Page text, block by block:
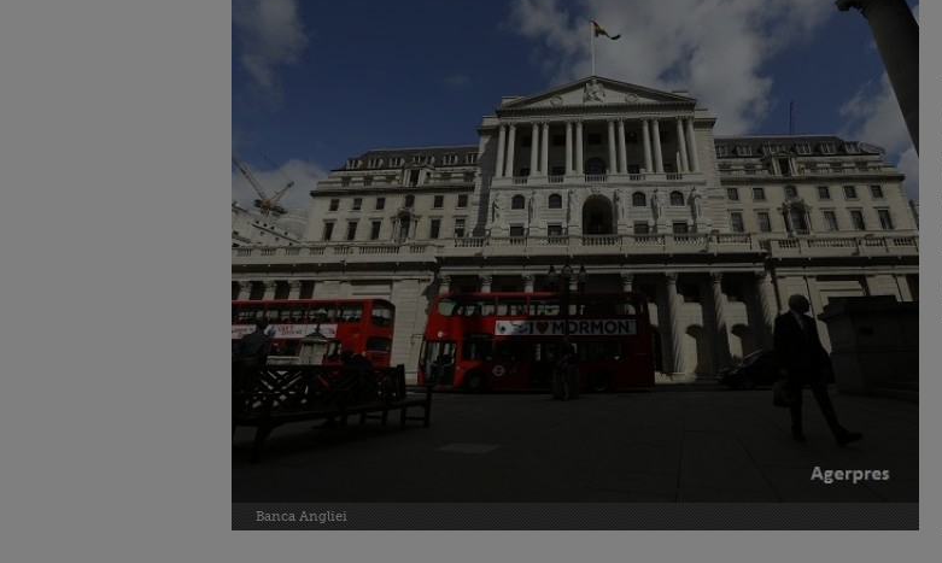
Banca Angliei